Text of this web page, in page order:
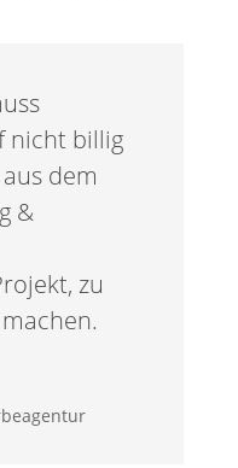
nicht billig
dem
&
zu